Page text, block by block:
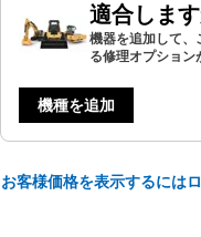
適合しま
機器を追加して、
る修理オプション
機種を追加
お客様価格を表示するには